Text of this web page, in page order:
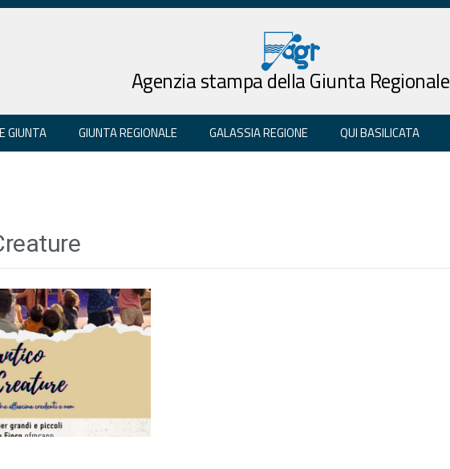
Agenzia stampa della Giunta Regionale
GIUNTA GIUNTA REGIONALE GALASSIA REGIONE QUI BASILICATA